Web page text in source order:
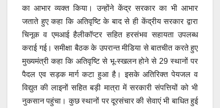
का आभार व्यक्त किया। उन्होंने केंद्र सरकार का भी आभार
जताते हुए कहा कि अतिवृष्टि के बाद से ही केंद्रीय सरकार द्वारा
चिनूक व एमआई हैलीकॉप्टर सहित हरसंभव सहायता उपलब्ध
कराई गई। समीक्षा बैठक के उपरान्त मीडिया से बातचीत करते हुए
मुख्यमंत्री कहा कि अतिवृष्टि से भू-स्खलन होने से 29 स्थानों पर
पैदल एव सड़क मार्ग कटा हुआ है। इसके अतिरिक्त पेयजल व
विद्युत की लाइनों सहित बड़ी मात्रा में सरकारी संपत्तियों को भी
नुकसान पहुंचा। कुछ स्थानों पर दूरसंचार की सेवाएं भी बाधित हुई